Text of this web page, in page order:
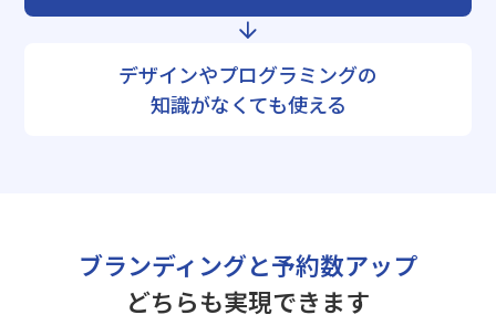
デザインやプログラミングの
知識がなくても使える
ブランディングと予約数アップ
どちらも実現できます